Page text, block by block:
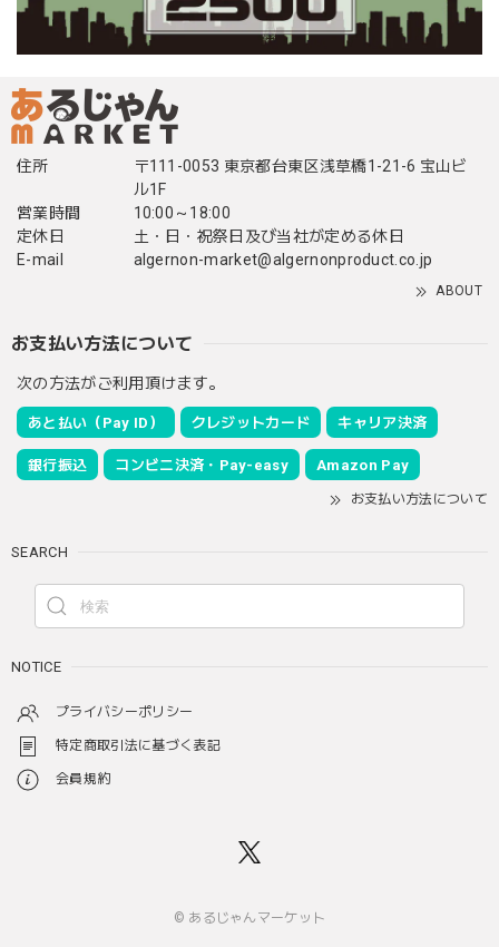
住所
〒111-0053 東京都台東区浅草橋1-21-6 宝山ビ
ル1F
営業時間
10:00～18:00
定休日
土・日・祝祭日及び当社が定める休日
E-mail
algernon-market@algernonproduct.co.jp
ABOUT
お支払い方法について
次の方法がご利用頂けます。
あと払い（Pay ID） クレジットカード キャリア決済
銀行振込 コンビニ決済・Pay-easy Amazon Pay
お支払い方法について
SEARCH
NOTICE
プライバシーポリシー
特定商取引法に基づく表記
会員規約
© あるじゃんマーケット